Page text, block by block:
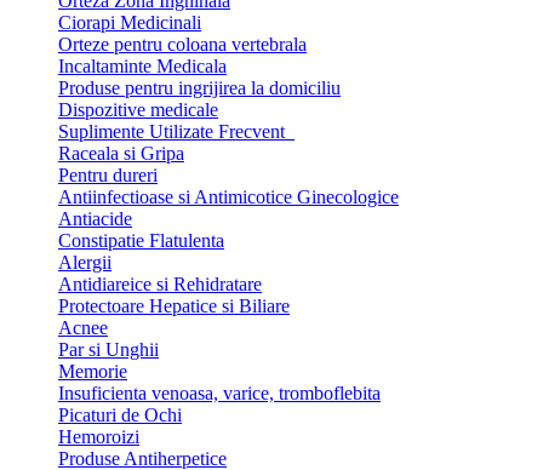
Ciorapi Medicinali
Orteze pentru coloana vertebrala
Incaltaminte Medicala
Produse pentru ingrijirea la domiciliu
Dispozitive medicale
Suplimente Utilizate Frecvent
Raceala si Gripa
Pentru dureri
Antiinfectioase si Antimicotice Ginecologice
Antiacide
Constipatie Flatulenta
Alergii
Antidiareice si Rehidratare
Protectoare Hepatice si Biliare
Acnee
Par si Unghii
Memorie
Insuficienta venoasa, varice, tromboflebita
Picaturi de Ochi
Hemoroizi
Produse Antiherpetice